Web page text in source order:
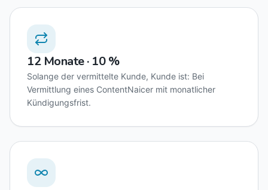
12 Monate · 10 %
Solange der vermittelte Kunde, Kunde ist: Bei
Vermittlung eines ContentNaicer mit monatlicher
Kündigungsfrist.